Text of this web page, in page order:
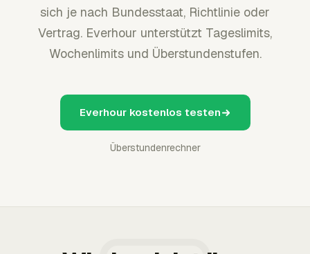
sich je nach Bundesstaat, Richtlinie oder
Vertrag. Everhour unterstützt Tageslimits,
Wochenlimits und Überstundenstufen.
Everhour kostenlos testen
Überstundenrechner